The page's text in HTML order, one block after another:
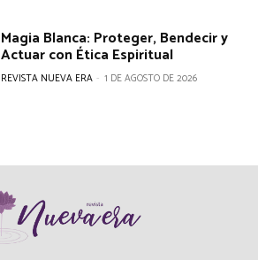
Magia Blanca: Proteger, Bendecir y
Actuar con Ética Espiritual
REVISTA NUEVA ERA - 1 DE AGOSTO DE 2026